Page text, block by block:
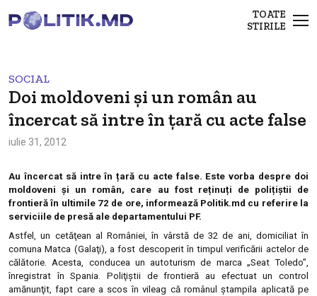
TOATE
STIRILE
SOCIAL
Doi moldoveni și un român au
încercat să intre în țară cu acte false
iulie 31, 2012
Au încercat să intre în țară cu acte false. Este vorba despre doi
moldoveni și un român, care au fost reținuți de polițiștii de
frontieră în ultimile 72 de ore, informează Politik.md cu referire la
serviciile de presă ale departamentului PF.
Astfel, un cetăţean al României, în vârstă de 32 de ani, domiciliat în
comuna Matca (Galaţi), a fost descoperit în timpul verificării actelor de
călătorie. Acesta, conducea un autoturism de marca „Seat Toledo”,
înregistrat în Spania. Poliţiştii de frontieră au efectuat un control
amănunţit, fapt care a scos în vileag că românul ştampila aplicată pe